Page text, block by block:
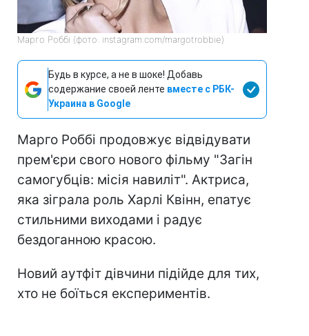
Марго Роббі (фото: instagram.com/margotrobbie)
Будь в курсе, а не в шоке! Добавь
содержание своей ленте вместе с РБК-
Украина в Google
Марго Роббі продовжує відвідувати
прем'єри свого нового фільму "Загін
самогубців: місія навиліт". Актриса,
яка зіграла роль Харлі Квінн, епатує
стильними виходами і радує
бездоганною красою.
Новий аутфіт дівчини підійде для тих,
хто не боїться експериментів.